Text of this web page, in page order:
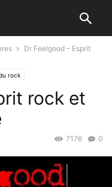
Dr Feelgood – Esprit
rock
rock et
0
7176